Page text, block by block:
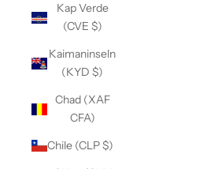
Kap Verde
(CVE $)
Kaimaninseln
(KYD $)
Chad (XAF
CFA)
Chile (CLP $)